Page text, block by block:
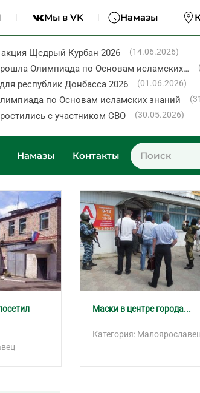
Мы в VK Намазы
акция Щедрый Курбан 2026 (14.06.2026)
Олимпиада по Основам исламских…
республик Донбасса 2026 (01.06.2026)
по Основам исламских знаний
с участником СВО (30.05.2026)
Намазы Контакты
Маски в центре города...
Категория: Малоярославец